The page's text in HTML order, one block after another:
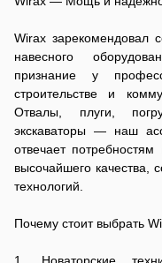
на себя обязательства
дефектов или замене
течение гарантийного
покрывает естественный
оборудования и
правил эксплуатации.
готовы предложить
оборудования и
наглядно
эксплуатации каждого
правильно
почвы, как добиться
помощью сеялки, как
используя косилку.
эффективного
очистки территорий в
безопасной и надёжной
Wirax зарекомендовал
навесного
признание у
строительстве и
Отвалы, плуги,
экскаваторы — наш
отвечает
высочайшего качества,
технологий.
Почему стоит выбрать